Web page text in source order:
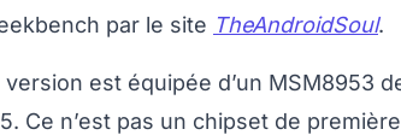
par le site TheAndroidSoul.
est équipée d’un MSM8953
Ce n’est pas un chipset de